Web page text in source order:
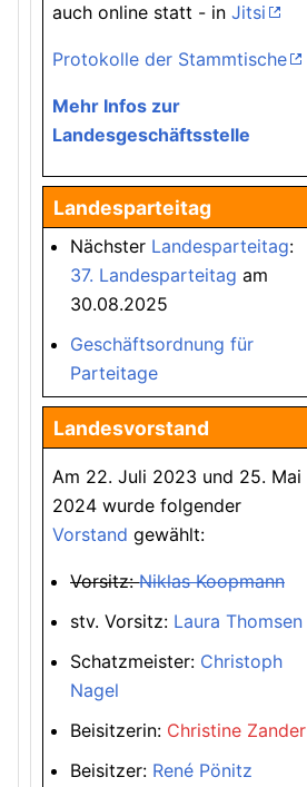
auch online statt - in Jitsi
Protokolle der Stammtische
Mehr Infos zur
Landesgeschäftsstelle
Landesparteitag
Nächster Landesparteitag:
37. Landesparteitag am
30.08.2025
Geschäftsordnung für
Parteitage
Landesvorstand
Am 22. Juli 2023 und 25. Mai
2024 wurde folgender
Vorstand gewählt:
Vorsitz:Niklas Koopmann
stv. Vorsitz: Laura Thomsen
Schatzmeister: Christoph
Nagel
Beisitzerin: Christine Zander
Beisitzer: René Pönitz